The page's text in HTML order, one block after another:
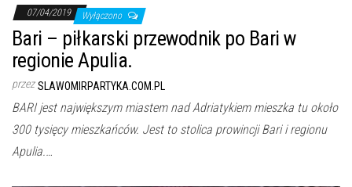
07/04/2019 Wyłączono
Bari – piłkarski przewodnik po Bari w
regionie Apulia.
przez SLAWOMIRPARTYKA.COM.PL
BARI jest największym miastem nad Adriatykiem mieszka tu około
300 tysięcy mieszkańców. Jest to stolica prowincji Bari i regionu
Apulia.…